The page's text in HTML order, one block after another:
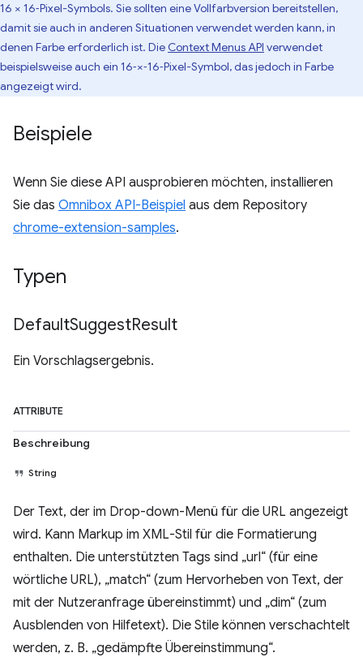
16 × 16‑Pixel-Symbols. Sie sollten eine Vollfarbversion bereitstellen,
damit sie auch in anderen Situationen verwendet werden kann, in
denen Farbe erforderlich ist. Die Context Menus API verwendet
beispielsweise auch ein 16‑×‑16‑Pixel-Symbol, das jedoch in Farbe
angezeigt wird.
Beispiele
Wenn Sie diese API ausprobieren möchten, installieren
Sie das Omnibox API-Beispiel aus dem Repository
chrome-extension-samples.
Typen
DefaultSuggestResult
Ein Vorschlagsergebnis.
ATTRIBUTE
Beschreibung
String
Der Text, der im Drop-down-Menü für die URL angezeigt
wird. Kann Markup im XML-Stil für die Formatierung
enthalten. Die unterstützten Tags sind „url“ (für eine
wörtliche URL), „match“ (zum Hervorheben von Text, der
mit der Nutzeranfrage übereinstimmt) und „dim“ (zum
Ausblenden von Hilfetext). Die Stile können verschachtelt
werden, z. B. „gedämpfte Übereinstimmung“.